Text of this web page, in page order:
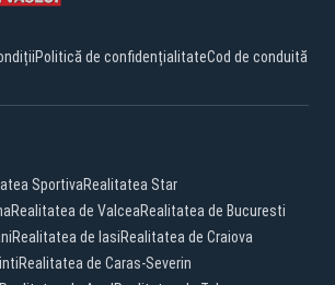
Politică de confidențialitateCod de conduită
SportivaRealitatea Star
Realitatea de ValceaRealitatea de Bucuresti
Realitatea de IasiRealitatea de Craiova
Realitatea de Caras-Severin